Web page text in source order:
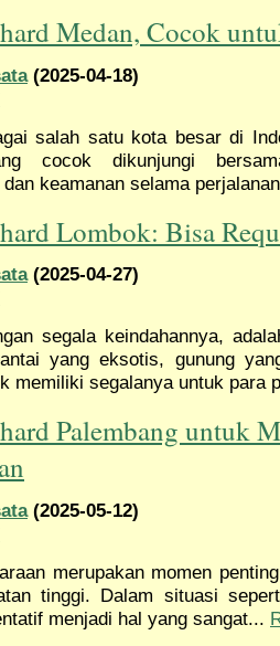
Medan, Cocok
(2025-04-18)
salah satu kota besar di
cocok dikunjungi
dan keamanan selama
Lombok: Bisa
(2025-04-27)
segala keindahannya,
yang eksotis, gunung
memiliki segalanya untuk para
Palembang untuk
(2025-05-12)
merupakan momen
tinggi. Dalam situasi
menjadi hal yang sangat...